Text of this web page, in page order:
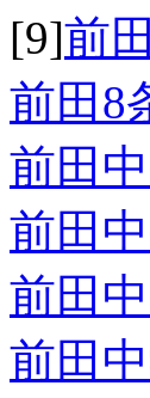
[9]前
前田8
前田
前田
前田
前田